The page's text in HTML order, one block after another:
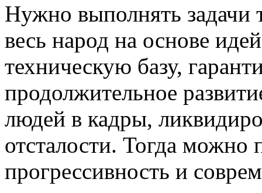
Нужно выполнять задачи
весь народ на основе
техническую базу,
продолжительное
людей в кадры,
отсталости. Тогда
прогрессивность и